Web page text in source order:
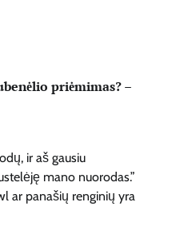
priėmimas? –
ir aš gausiu
mano nuorodas.”
ar panašių renginių yra